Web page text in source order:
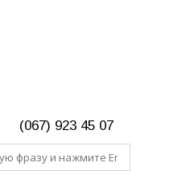
(067) 923 45 07